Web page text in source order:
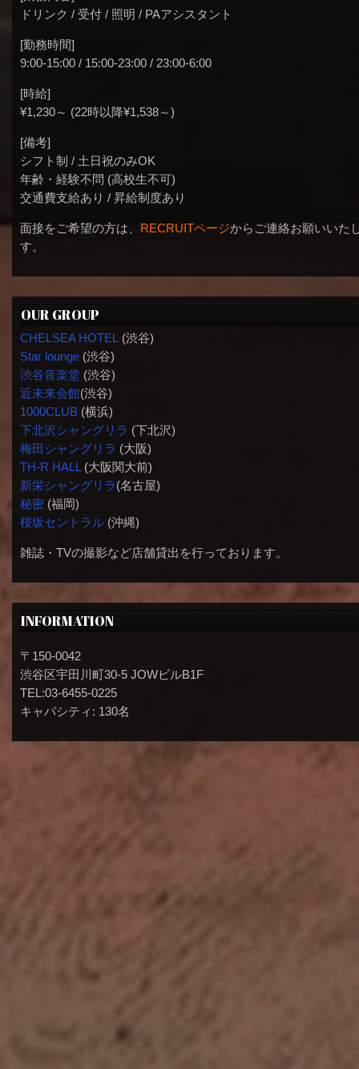
ドリンク / 受付 / 照明 / PAアシスタント
[勤務時間]
9:00-15:00 / 15:00-23:00 / 23:00-6:00
[時給]
¥1,230～ (22時以降¥1,538～)
[備考]
シフト制 / 土日祝のみOK
年齢・経験不問 (高校生不可)
交通費支給あり / 昇給制度あり
面接をご希望の方は、 RECRUITページからご連絡お願いいた
す。
OUR GROUP
CHELSEA HOTEL (渋谷)
Star lounge(渋谷)
渋谷音楽堂(渋谷)
近未来会館(渋谷)
1000CLUB(横浜)
下北沢シャングリラ (下北沢)
梅田シャングリラ (大阪)
TH-R HALL(大阪関大前)
新栄シャングリラ(名古屋)
秘密(福岡)
桜坂セントラル(沖縄)
雑誌・TVの撮影など店舗貸出を行っております。
INFORMATION
〒150-0042
渋谷区宇田川町30-5 JOWビルB1F
TEL:03-6455-0225
キャパシティ: 130名